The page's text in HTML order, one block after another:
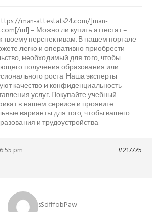
man-attestats24.com/]man-
url] – Можно ли купить аттестат –
твоему перспективам. В нашем портале
легко и оперативно приобрести
необходимый для того, чтобы
получения образования или
роста. Наша эксперты
качество и конфиденциальность
услуг. Покупайте учебный
в нашем сервисе и проявите
варианты для того, чтобы вашего
и трудоустройства.
pm #217775
sSdfffobPaw